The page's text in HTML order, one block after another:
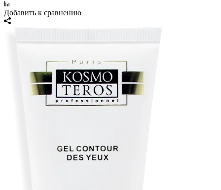
Добавить к сравнению